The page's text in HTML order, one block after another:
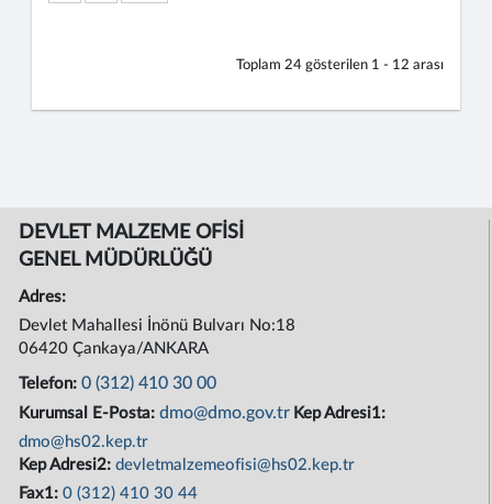
Toplam 24 gösterilen 1 - 12 arası
DEVLET MALZEME OFİSİ
GENEL MÜDÜRLÜĞÜ
Adres:
Devlet Mahallesi İnönü Bulvarı No:18
06420 Çankaya/ANKARA
Telefon:0 (312) 410 30 00
Kurumsal E-Posta:dmo@dmo.gov.tr Kep Adresi1:
dmo@hs02.kep.tr
Kep Adresi2:devletmalzemeofisi@hs02.kep.tr
Fax1:0 (312) 410 30 44